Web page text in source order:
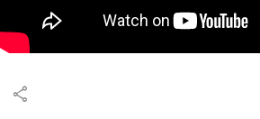
share